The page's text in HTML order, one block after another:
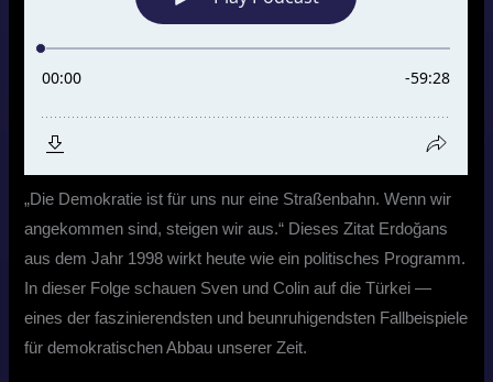
„Die Demokratie ist für uns nur eine Straßenbahn. Wenn wir
angekommen sind, steigen wir aus.“ Dieses Zitat Erdoğans
aus dem Jahr 1998 wirkt heute wie ein politisches Programm.
In dieser Folge schauen Sven und Colin auf die Türkei —
eines der faszinierendsten und beunruhigendsten Fallbeispiele
für demokratischen Abbau unserer Zeit.